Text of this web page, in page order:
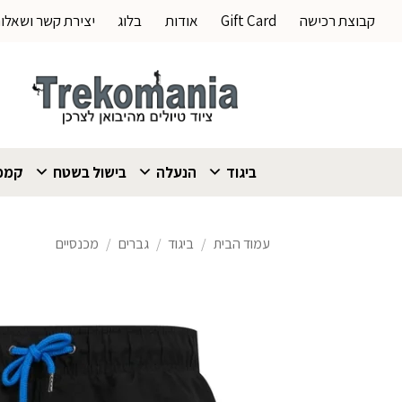
קבוצת רכישה Gift Card אודות בלוג יצירת קשר
ביגוד הנעלה בישול בשטח
עמוד הבית / ביגוד / גברים / מכנסיים